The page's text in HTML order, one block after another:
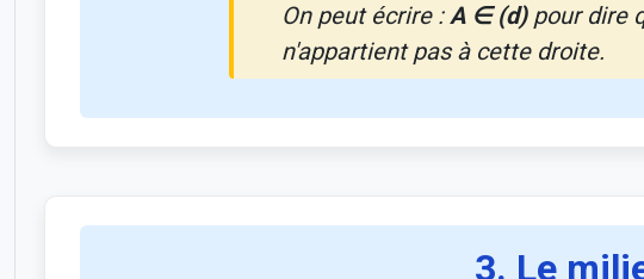
On peut écrire :A ∈ (d)pour dire
n'appartient pas à cette droite.
3. Le